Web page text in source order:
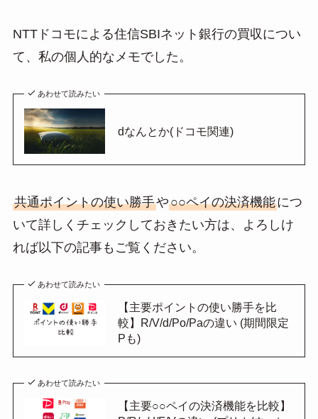
NTTドコモによる住信SBIネット銀行の買収につい
て、私の個人的なメモでした。
あわせて読みたい
dなんとか(ドコモ関連)
共通ポイントの使い勝手や○○ペイの決済機能につ
いて詳しくチェックしておきたい方は、よろしけ
れば以下の記事もご覧ください。
あわせて読みたい
【主要ポイントの使い勝手を比
較】R/V/d/Po/Paの違い (期間限定
Pも)
あわせて読みたい
【主要○○ペイの決済機能を比較】